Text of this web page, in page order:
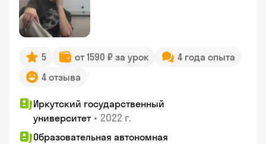
5 от 1590 ₽ за урок
4 года опыта
4 отзыва
Иркутский государственный
университет • 2022 г.
Образовательная автономная